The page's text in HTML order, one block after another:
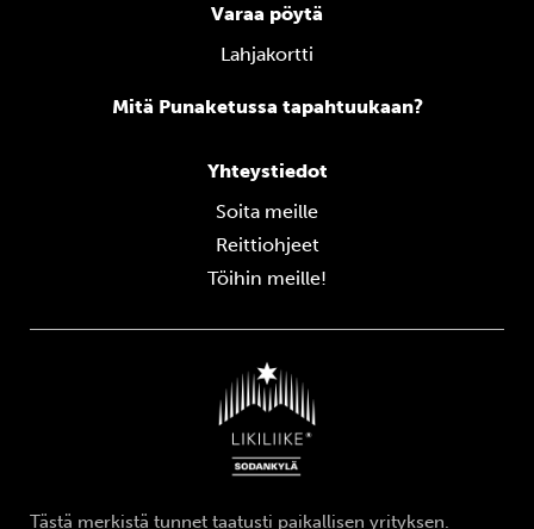
Varaa pöytä
Lahjakortti
Mitä Punaketussa tapahtuukaan?
Yhteystiedot
Soita meille
Reittiohjeet
Töihin meille!
Tästä merkistä tunnet taatusti paikallisen yrityksen.